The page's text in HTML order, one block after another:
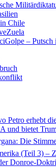
Chile
–
Petro erhebt
und bietet
Die
(Teil 3) –
Donroe-